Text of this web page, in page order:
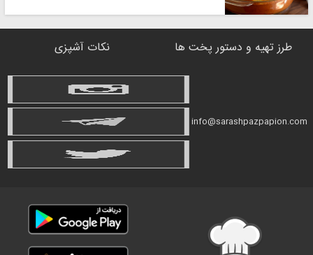
طرز تهیه و دستور پخت ها نکات آشپزی
info@sarashpazpapion.com